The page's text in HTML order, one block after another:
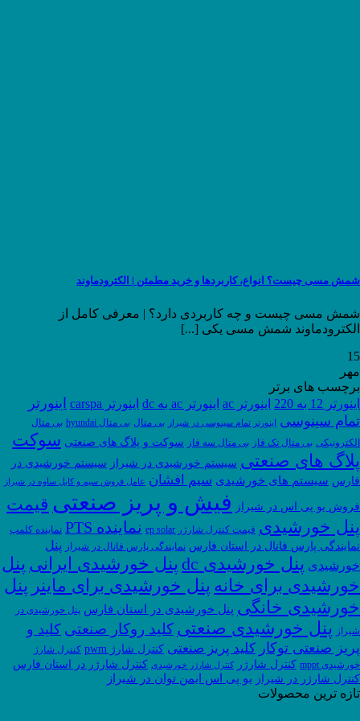
شمش مسی چیست؟ انواع، کاربردها و خرید مطمئن | الکترودماوند
شمش مسی چیست و چه کاربردی دارد؟ | معرفی کامل از
الکترودماوند شمش مسی یکی [...]
15
مهر
برچسب های برتر
اینورتر 12 به 220
اینورتر ac اینورتر ac به dc اینورتر carspa
اینورتر
تمام سینوسی
اینورتر تمام سینوسی در شیراز بی متال بی متال hyundai
بی متال
الکترونیکی بی متال تک فاز بی متال سه فاز سوکت و پلاگ های صنعتی سوکت
پلاگ های صنعتی سیستم خورشیدی در شیراز سیستم خورشیدی در
فارس سیستم های خورشیدی سیم افشان عامل فروش سیم و کابل ساوه در شیراز
فروش یو پی اس در شیراز فیش و پریز صنعتی قیمت
پنل خورشیدی قیمت کنترل شارژر ep solar نماینده PTS نماینده کلمپ
نمایندگی پارس فانال در استان فارس نمایندگی پارس فانال در شیراز پنل
خورشیدی پنل خورشیدی dc پنل خورشیدی ایرانی پنل
خورشیدی برای خانه پنل خورشیدی برای ماینر پنل
خورشیدی خانگی پنل خورشیدی در استان فارس پنل خورشیدی در
شیراز پنل خورشیدی صنعتی کلید روکار صنعتی کلید و
پریز صنعتی توکار کلید پریز صنعتی کنترل شارژ pwm
کنترل شارژ
خورشیدی mppt
کنترل شارژر کنترل شارژر خورشیدی کنترل شارژر در استان فارس
کنترل شارژر در شیراز یو پی اس ایمن توان در شیراز
تازه ترین محصولات